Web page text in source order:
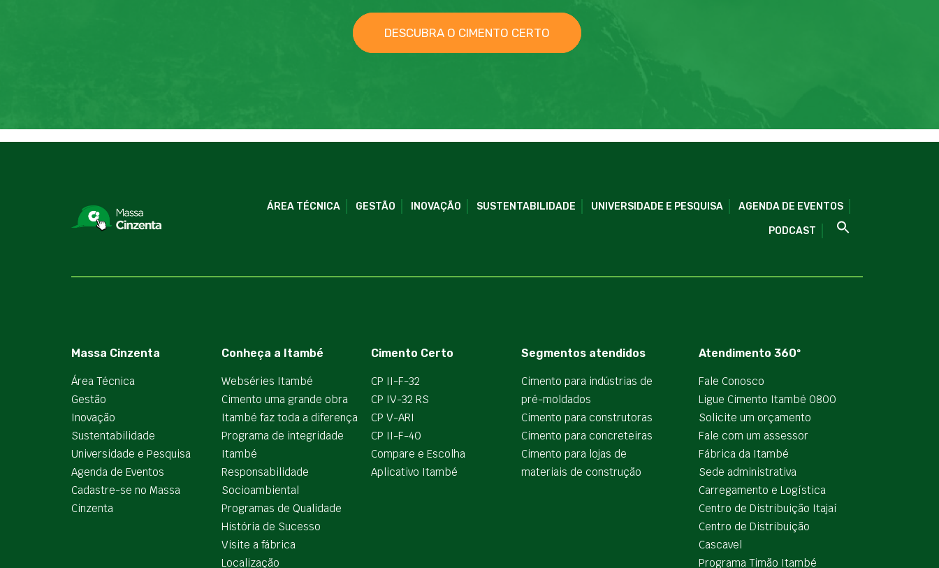
DESCUBRA O CIMENTO CERTO
ÁREA TÉCNICA GESTÃO INOVAÇÃO SUSTENTABILIDADE UNIVERSIDADE E PESQUISA AGENDA DE EVENTOS
PODCAST
Massa Cinzenta
Área Técnica
Gestão
Inovação
Sustentabilidade
Universidade e Pesquisa
Agenda de Eventos
Cadastre-se no Massa
Cinzenta
Conheça a Itambé
Webséries Itambé
Cimento uma grande obra
Itambé faz toda a diferença
Programa de integridade
Itambé
Responsabilidade
Socioambiental
Programas de Qualidade
História de Sucesso
Visite a fábrica
Localização
Cimento Certo
CP II-F-32
CP IV-32 RS
CP V-ARI
CP II-F-40
Compare e Escolha
Aplicativo Itambé
Segmentos atendidos
Cimento para indústrias de
pré-moldados
Cimento para construtoras
Cimento para concreteiras
Cimento para lojas de
materiais de construção
Atendimento 360º
Fale Conosco
Ligue Cimento Itambé 0800
Solicite um orçamento
Fale com um assessor
Fábrica da Itambé
Sede administrativa
Carregamento e Logística
Centro de Distribuição Itajaí
Centro de Distribuição
Cascavel
Programa Timão Itambé